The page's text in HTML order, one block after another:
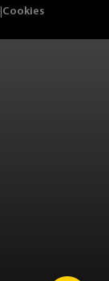
Cookies